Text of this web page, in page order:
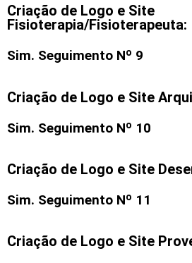
Criação de Logo e Site
Fisioterapia/Fisioterapeuta:
Sim. Seguimento Nº 9
Criação de Logo e Site
Sim. Seguimento Nº 10
Criação de Logo e Site
Sim. Seguimento Nº 11
Criação de Logo e Site